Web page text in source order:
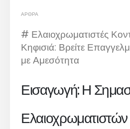
ΆΡΘΡΑ
# Ελαιοχρωματιστές
Κηφισιά: Βρείτε
με Αμεσότητα
Εισαγωγή: Η